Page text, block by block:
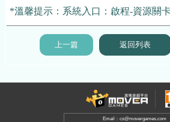
*溫馨提示：系統入口：啟程-資源關
上一篇 返回列表
Email：cs@movergames.com